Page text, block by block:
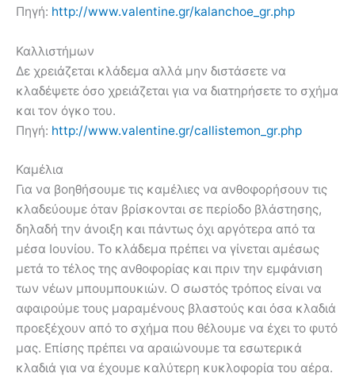
Πηγή: http://www.valentine.gr/kalanchoe_gr.php
Καλλιστήμων
Δε χρειάζεται κλάδεμα αλλά μην διστάσετε να
κλαδέψετε όσο χρειάζεται για να διατηρήσετε το σχήμα
και τον όγκο του.
Πηγή: http://www.valentine.gr/callistemon_gr.php
Καμέλια
Για να βοηθήσουμε τις καμέλιες να ανθοφορήσουν τις
κλαδεύουμε όταν βρίσκονται σε περίοδο βλάστησης,
δηλαδή την άνοιξη και πάντως όχι αργότερα από τα
μέσα Ιουνίου. Το κλάδεμα πρέπει να γίνεται αμέσως
μετά το τέλος της ανθοφορίας και πριν την εμφάνιση
των νέων μπουμπουκιών. Ο σωστός τρόπος είναι να
αφαιρούμε τους μαραμένους βλαστούς και όσα κλαδιά
προεξέχουν από το σχήμα που θέλουμε να έχει το φυτό
μας. Επίσης πρέπει να αραιώνουμε τα εσωτερικά
κλαδιά για να έχουμε καλύτερη κυκλοφορία του αέρα.